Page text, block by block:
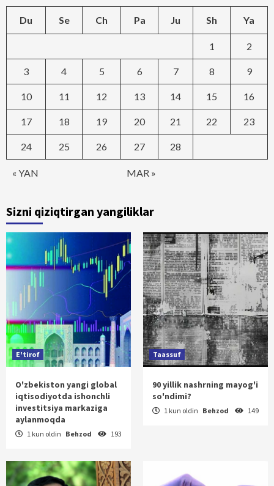
Du Se Ch Pa Ju Sh Ya
« YAN MAR »
1 2
3 4 5 6 7 8 9
10 11 12 13 14 15 16
17 18 19 20 21 22 23
24 25 26 27 28
Sizni qiziqtirgan yangiliklar
E'tirof
O'zbekiston yangi global
iqtisodiyotda ishonchli
investitsiya markaziga
aylanmoqda
1 kun oldin Behzod 193
Taassuf
90 yillik nashrning mayog'i
so'ndimi?
1 kun oldin Behzod 149